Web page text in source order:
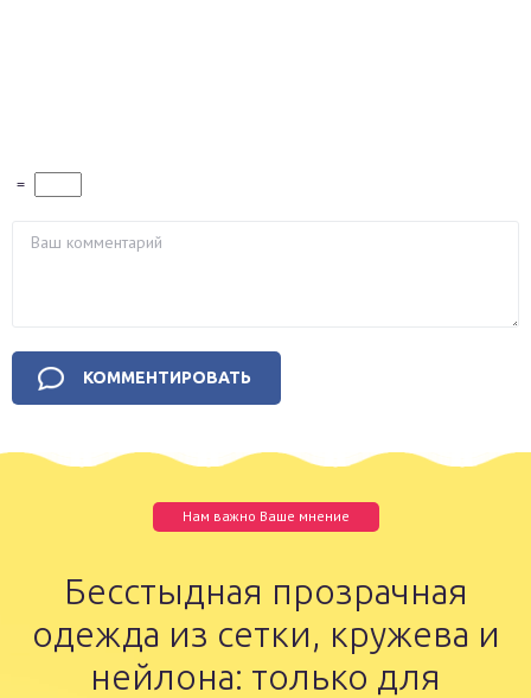
=
Нам важно Ваше мнение
Бесстыдная прозрачная
одежда из сетки, кружева и
нейлона: только для